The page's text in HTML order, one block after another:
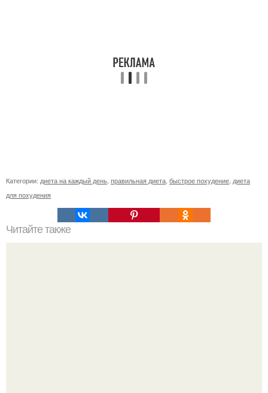
Категории: диета на каждый день правильная диета быстрое похудение диета
для похудения
Читайте также